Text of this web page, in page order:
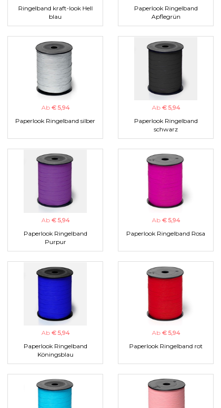
Ringelband kraft-look Hell
blau
Paperlook Ringelband
Apflegrün
Ab € 5,94
Paperlook Ringelband silber
Ab € 5,94
Paperlook Ringelband
schwarz
Ab € 5,94
Paperlook Ringelband
Purpur
Ab € 5,94
Paperlook Ringelband Rosa
Ab € 5,94
Paperlook Ringelband
Köningsblau
Ab € 5,94
Paperlook Ringelband rot